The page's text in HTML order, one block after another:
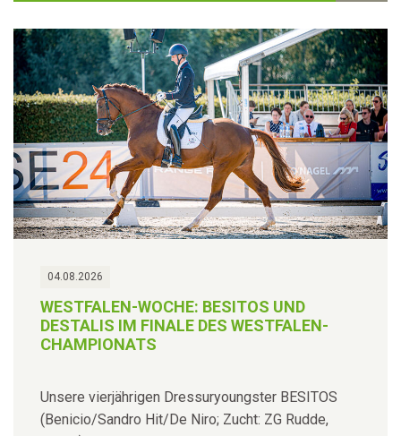
04.08.2026
WESTFALEN-WOCHE: BESITOS UND
DESTALIS IM FINALE DES WESTFALEN-
CHAMPIONATS
Unsere vierjährigen Dressuryoungster BESITOS
(Benicio/Sandro Hit/De Niro; Zucht: ZG Rudde,